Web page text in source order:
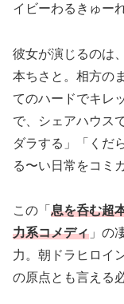
イビーわるきゅー
彼女が演じるのは
本ちさと。相方の
てのハードでキレ
で、シェアハウス
ダラする」「くだ
る〜い日常をコミ
この「 息を呑む超
力系コメディ 」の
力。朝ドラヒロイ
の原点とも言える